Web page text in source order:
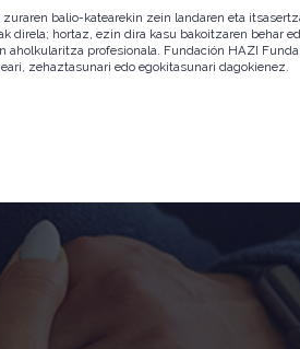
balio-katearekin zein landaren eta
direla; hortaz, ezin dira kasu bakoitzaren behar
profesionala. Fundación HAZI
zehaztasunari edo egokitasunari dagokienez.